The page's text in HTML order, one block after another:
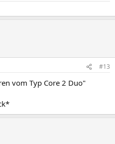
#13
vom Typ Core 2 Duo"